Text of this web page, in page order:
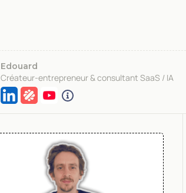
Edouard
Créateur-entrepreneur & consultant SaaS / IA